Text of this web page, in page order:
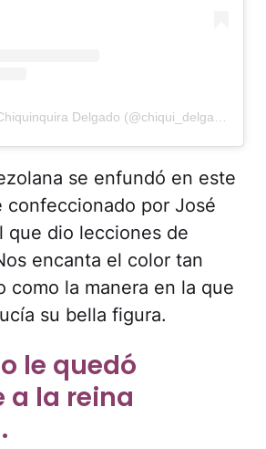
A post shared by Chiquinquira Delgado (@chiqui_delgado)
se enfundó en este
confeccionado por José
que dio lecciones de
encanta el color tan
como la manera en la que
su bella figura.
le quedó
a la reina